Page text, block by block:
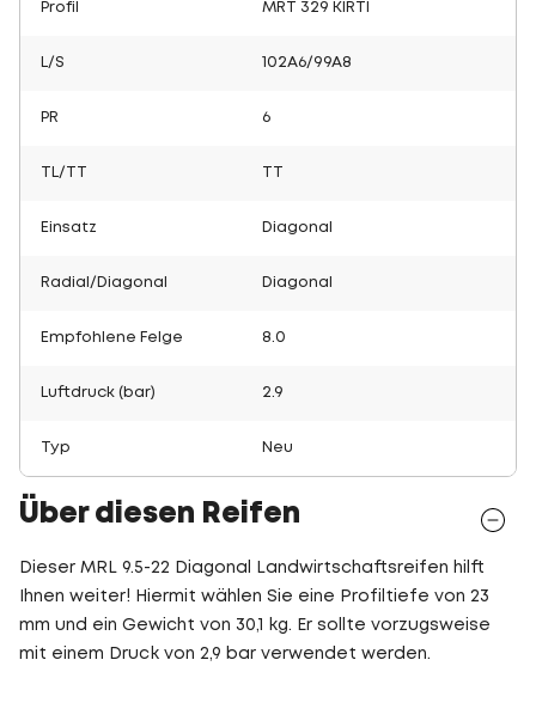
Profil MRT 329 KIRTI
L/S 102A6/99A8
PR 6
TL/TT
Einsatz Diagonal
Radial/Diagonal Diagonal
Empfohlene Felge 8.0
Luftdruck (bar) 2.9
Typ Neu
Über diesen Reifen
Dieser MRL 9.5-22 Diagonal Landwirtschaftsreifen hilft
Ihnen weiter! Hiermit wählen Sie eine Profiltiefe von 23
mm und ein Gewicht von 30,1 kg. Er sollte vorzugsweise
mit einem Druck von 2,9 bar verwendet werden.